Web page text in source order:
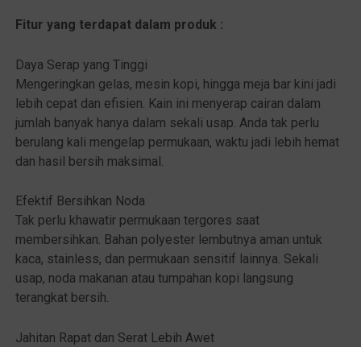
Fitur yang terdapat dalam produk :
Daya Serap yang Tinggi
Mengeringkan gelas, mesin kopi, hingga meja bar kini jadi
lebih cepat dan efisien. Kain ini menyerap cairan dalam
jumlah banyak hanya dalam sekali usap. Anda tak perlu
berulang kali mengelap permukaan, waktu jadi lebih hemat
dan hasil bersih maksimal.
Efektif Bersihkan Noda
Tak perlu khawatir permukaan tergores saat
membersihkan. Bahan polyester lembutnya aman untuk
kaca, stainless, dan permukaan sensitif lainnya. Sekali
usap, noda makanan atau tumpahan kopi langsung
terangkat bersih.
Jahitan Rapat dan Serat Lebih Awet